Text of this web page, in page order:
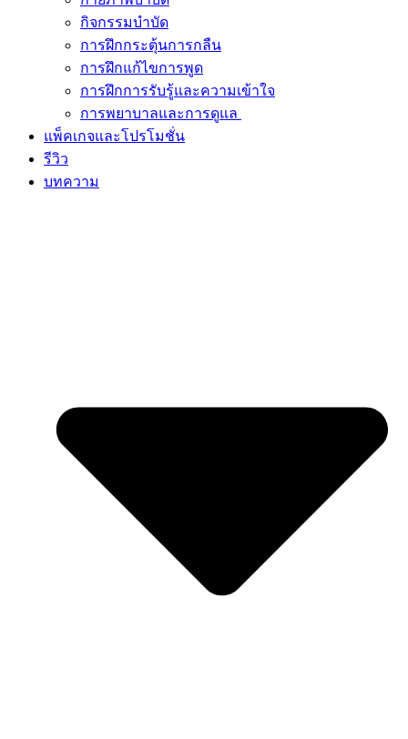
กิจกรรมบำบัด
การฝึกกระตุ้นการกลืน
การฝึกแก้ไขการพูด
การฝึกการรับรู้และความเข้าใจ
การพยาบาลและการดูแล
แพ็คเกจและโปรโมชั่น
รีวิว
บทความ